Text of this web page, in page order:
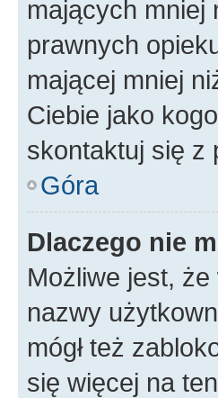
mających mniej
prawnych
mającej mniej
Ciebie jako
skontaktuj się z
Góra
Dlaczego nie
Możliwe jest, że
nazwy
mógł też
się więcej na